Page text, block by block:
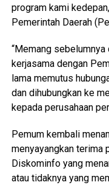
program kami
Pemerintah Daerah
“Memang
kerjasama dengan
lama memutus
dan dihubungkan ke
kepada perusahaan
Pemum kembali
menyayangkan terima
Diskominfo yang
atau tidaknya yang